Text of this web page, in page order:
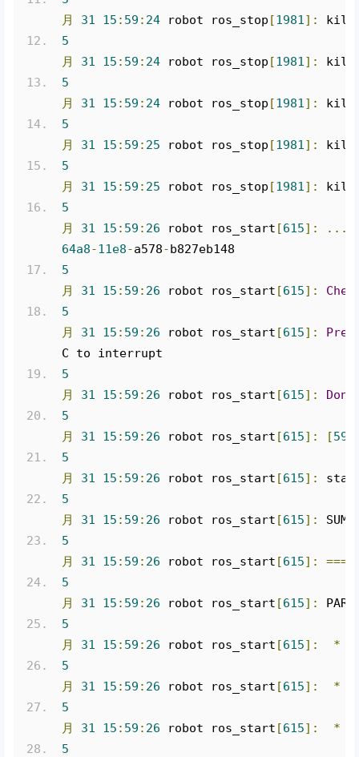
月
31 15 : 59 : 24 robot ros_stop [1981]:
5
月
31 15 : 59 : 24 robot ros_stop [1981]:
5
月
31 15 : 59 : 24 robot ros_stop [1981]:
5
月
31 15 : 59 : 25 robot ros_stop [1981]:
5
月
31 15 : 59 : 25 robot ros_stop [1981]:
5
月
31 15 : 59 : 26 robot ros_start [615]: ...
64a8-11e8-a578-b827eb148
5
月
31 15 : 59 : 26 robot ros_start [615]:
5
月
31 15 : 59 : 26 robot ros_start [615]:
C to interrupt
5
月
31 15 : 59 : 26 robot ros_start [615]: Done
5
月
31 15 : 59 : 26 robot ros_start [615]: [59B
5
月
31 15 : 59 : 26 robot ros_start [615]:
5
月
31 15 : 59 : 26 robot ros_start [615]:
5
月
31 15 : 59 : 26 robot ros_start [615]:
5
月
31 15 : 59 : 26 robot ros_start [615]:
5
月
31 15 : 59 : 26 robot ros_start [615]: *
5
月
31 15 : 59 : 26 robot ros_start [615]: *
5
月
31 15 : 59 : 26 robot ros_start [615]: *
5